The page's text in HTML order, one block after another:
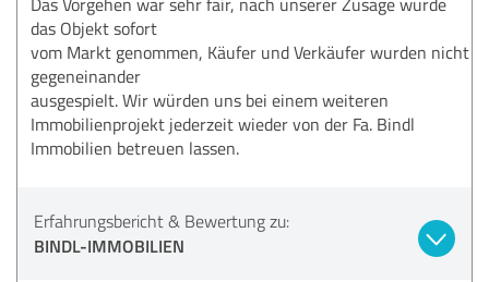
das Objekt sofort
vom Markt genommen, Käufer und Verkäufer wurden nicht
gegeneinander
ausgespielt. Wir würden uns bei einem weiteren
Immobilienprojekt jederzeit wieder von der Fa. Bindl
Immobilien betreuen lassen.
Erfahrungsbericht & Bewertung zu:
BINDL-IMMOBILIEN